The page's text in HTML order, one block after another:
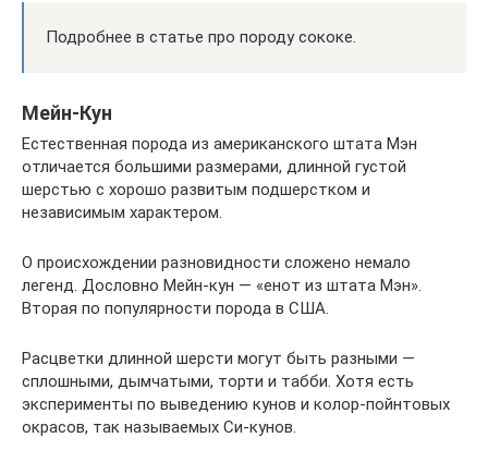
Подробнее в статье про породу сококе.
Мейн-Кун
Естественная порода из американского штата Мэн
отличается большими размерами, длинной густой
шерстью с хорошо развитым подшерстком и
независимым характером.
О происхождении разновидности сложено немало
легенд. Дословно Мейн-кун — «енот из штата Мэн».
Вторая по популярности порода в США.
Расцветки длинной шерсти могут быть разными —
сплошными, дымчатыми, торти и табби. Хотя есть
эксперименты по выведению кунов и колор-пойнтовых
окрасов, так называемых Си-кунов.